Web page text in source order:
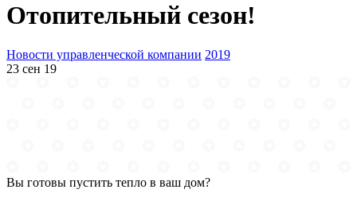
Отопительный сезон!
Новости управленческой компании 2019
23 сен 19
Вы готовы пустить тепло в ваш дом?